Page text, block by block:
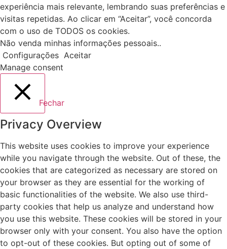
experiência mais relevante, lembrando suas preferências e
visitas repetidas. Ao clicar em “Aceitar”, você concorda
com o uso de TODOS os cookies.
Não venda minhas informações pessoais..
Configurações Aceitar
Manage consent
Fechar
Privacy Overview
This website uses cookies to improve your experience
while you navigate through the website. Out of these, the
cookies that are categorized as necessary are stored on
your browser as they are essential for the working of
basic functionalities of the website. We also use third-
party cookies that help us analyze and understand how
you use this website. These cookies will be stored in your
browser only with your consent. You also have the option
to opt-out of these cookies. But opting out of some of